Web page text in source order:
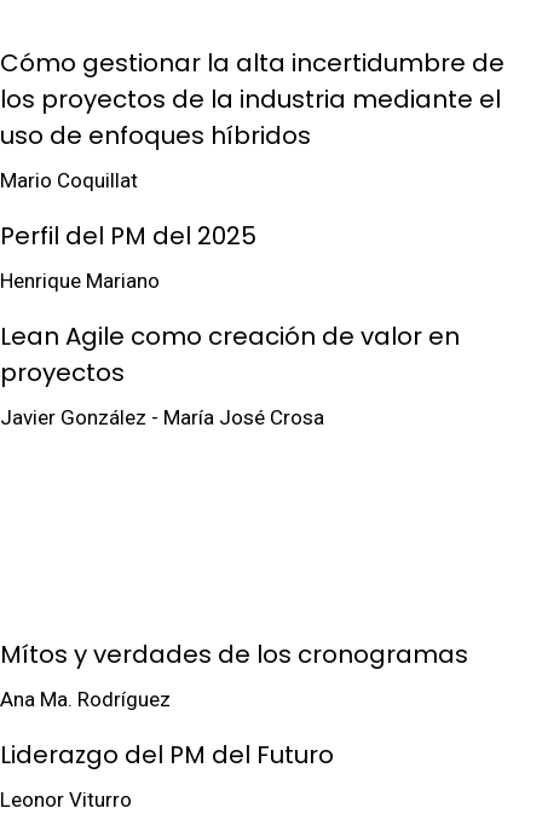
Cómo gestionar la alta incertidumbre de
los proyectos de la industria mediante el
uso de enfoques híbridos
Mario Coquillat
Perfil del PM del 2025
Henrique Mariano
Lean Agile como creación de valor en
proyectos
Javier González - María José Crosa
Mítos y verdades de los cronogramas
Ana Ma. Rodríguez
Liderazgo del PM del Futuro
Leonor Viturro